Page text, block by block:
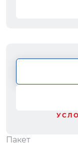
Пакет